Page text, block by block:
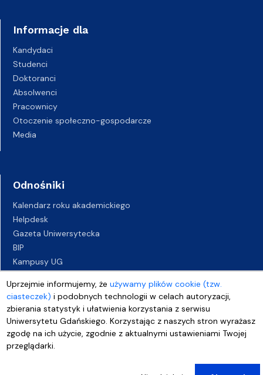
Uprzejmie informujemy, żeużywamy plików cookie (tzw.
ciasteczek) i podobnych technologii w celach autoryzacji,
zbierania statystyk i ułatwienia korzystania z serwisu
Uniwersytetu Gdańskiego. Korzystając z naszych stron wyrażasz
zgodę na ich użycie, zgodnie z aktualnymi ustawieniami Twojej
przeglądarki.
Informacje dla
Kandydaci
Studenci
Doktoranci
Absolwenci
Pracownicy
Otoczenie społeczno-gospodarcze
Media
Odnośniki
Kalendarz roku akademickiego
Helpdesk
Gazeta Uniwersytecka
BIP
Kampusy UG
Oferty pracy
Deklaracja dostępności